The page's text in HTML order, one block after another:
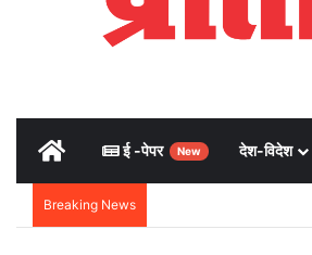
Home ई -पेपर New देश-विदेश
Breaking News